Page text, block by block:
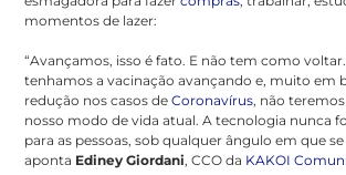
momentos de lazer:
“Avançamos, isso é fato. E não tem como
tenhamos a vacinação avançando e, muito em
redução nos casos deCoronavírus, não
nosso modo de vida atual. A tecnologia nunca
para as pessoas, sob qualquer ângulo em que se
aponta Ediney Giordani, CCO da KAKOI